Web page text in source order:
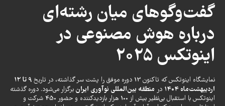
گفت‌وگوهای میان رشته‌ای
درباره هوش مصنوعی در
اینوتکس ۲۰۲۵
نمایشگاه اینوتکس که تاکنون 13 دوره موفق را پشت سر گذاشته، در تاریخ
9 تا 12
اردیبهشت‌ماه 1404
در منطقه بین‌المللی نوآوری ایران برگزار می‌شود. دوره گذشته
اینوتکس با استقبال بی‌نظیر بیش از 100 هزار بازدیدکننده و حضور 450 شرکت و